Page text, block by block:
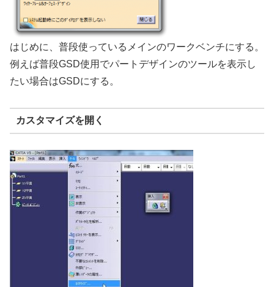
はじめに、普段使っているメインのワークベンチにする。
例えば普段GSD使用でパートデザインのツールを表示し
たい場合はGSDにする。
カスタマイズを開く